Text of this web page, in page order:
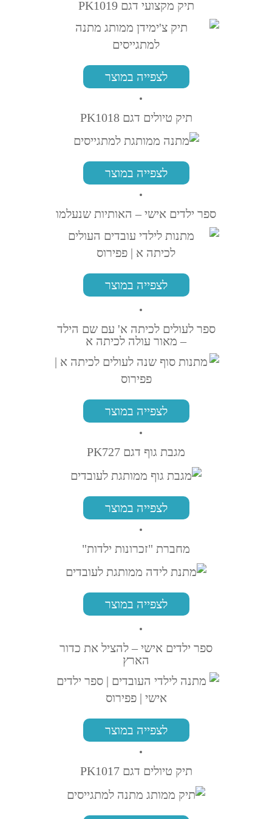
תיק מקצועי דגם PK1019
לצפייה במוצר
תיק טיולים דגם PK1018
לצפייה במוצר
ספר ילדים אישי – האותיות שנעלמו
לצפייה במוצר
ספר לעולים לכיתה א' עם שם הילד
– מאור עולה לכיתה א
לצפייה במוצר
מגבת גוף דגם PK727
לצפייה במוצר
מחברת "זכרונות ילדות"
לצפייה במוצר
ספר ילדים אישי – להציל את כדור
הארץ
לצפייה במוצר
תיק טיולים דגם PK1017